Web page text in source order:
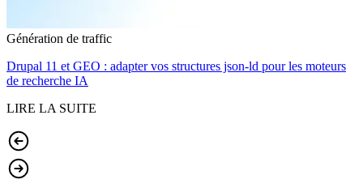
Génération de traffic
Drupal 11 et GEO : adapter vos structures json-ld pour les moteurs
de recherche IA
LIRE LA SUITE